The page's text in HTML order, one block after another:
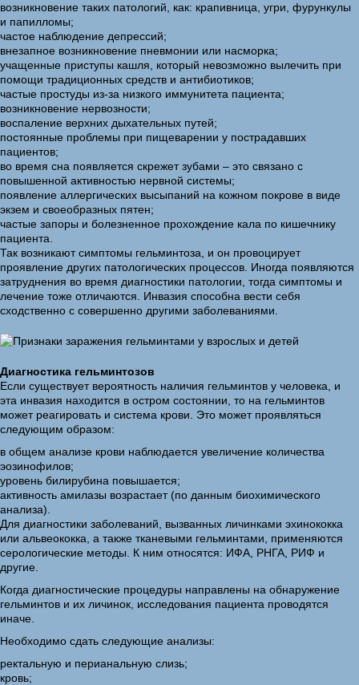
возникновение таких патологий, как: крапивница, угри, фурункулы
и папилломы;
частое наблюдение депрессий;
внезапное возникновение пневмонии или насморка;
учащенные приступы кашля, который невозможно вылечить при
помощи традиционных средств и антибиотиков;
частые простуды из-за низкого иммунитета пациента;
возникновение нервозности;
воспаление верхних дыхательных путей;
постоянные проблемы при пищеварении у пострадавших
пациентов;
во время сна появляется скрежет зубами – это связано с
повышенной активностью нервной системы;
появление аллергических высыпаний на кожном покрове в виде
экзем и своеобразных пятен;
частые запоры и болезненное прохождение кала по кишечнику
пациента.
Так возникают симптомы гельминтоза, и он провоцирует
проявление других патологических процессов. Иногда появляются
затруднения во время диагностики патологии, тогда симптомы и
лечение тоже отличаются. Инвазия способна вести себя
сходственно с совершенно другими заболеваниями.
Диагностика гельминтозов
Если существует вероятность наличия гельминтов у человека, и
эта инвазия находится в остром состоянии, то на гельминтов
может реагировать и система крови. Это может проявляться
следующим образом:
в общем анализе крови наблюдается увеличение количества
эозинофилов;
уровень билирубина повышается;
активность амилазы возрастает (по данным биохимического
анализа).
Для диагностики заболеваний, вызванных личинками эхинококка
или альвеококка, а также тканевыми гельминтами, применяются
серологические методы. К ним относятся: ИФА, РНГА, РИФ и
другие.
Когда диагностические процедуры направлены на обнаружение
гельминтов и их личинок, исследования пациента проводятся
иначе.
Необходимо сдать следующие анализы:
ректальную и перианальную слизь;
кровь;